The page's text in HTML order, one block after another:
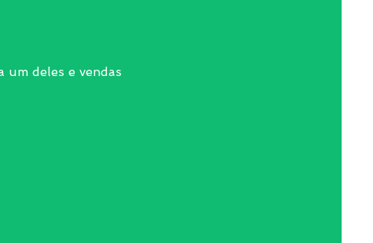
um deles e vendas